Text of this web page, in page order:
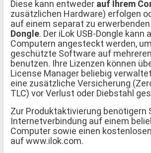
Diese kann entweder auf Ihrem
zusätzlichen Hardware) erfolgen
auf einem separat zu erwerbenden
Dongle. Der iLok USB-Dongle kann
Computern angesteckt werden,
geschützte Software auf
benutzen. Ihre Lizenzen können
License Manager beliebig
eine zusätzliche Versicherung
TLC) vor Verlust oder Diebstahl
Zur Produktaktivierung benötigern
Internetverbindung auf einem
Computer sowie einen
auf www.ilok.com.